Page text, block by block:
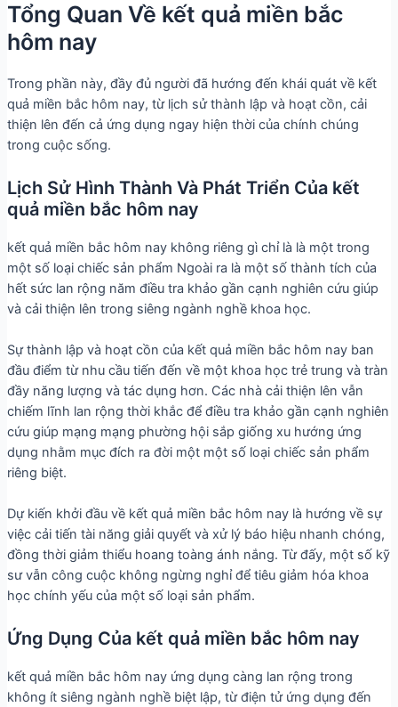
Tổng Quan Về kết quả miền bắc
hôm nay
Trong phần này, đầy đủ người đã hướng đến khái quát về kết
quả miền bắc hôm nay, từ lịch sử thành lập và hoạt cồn, cải
thiện lên đến cả ứng dụng ngay hiện thời của chính chúng
trong cuộc sống.
Lịch Sử Hình Thành Và Phát Triển Của kết
quả miền bắc hôm nay
kết quả miền bắc hôm nay không riêng gì chỉ là là một trong
một số loại chiếc sản phẩm Ngoài ra là một số thành tích của
hết sức lan rộng năm điều tra khảo gần cạnh nghiên cứu giúp
và cải thiện lên trong siêng ngành nghề khoa học.
Sự thành lập và hoạt cồn của kết quả miền bắc hôm nay ban
đầu điểm từ nhu cầu tiến đến về một khoa học trẻ trung và tràn
đầy năng lượng và tác dụng hơn. Các nhà cải thiện lên vẫn
chiếm lĩnh lan rộng thời khắc để điều tra khảo gần cạnh nghiên
cứu giúp mạng mạng phường hội sắp giống xu hướng ứng
dụng nhằm mục đích ra đời một một số loại chiếc sản phẩm
riêng biệt.
Dự kiến khởi đầu về kết quả miền bắc hôm nay là hướng về sự
việc cải tiến tài năng giải quyết và xử lý báo hiệu nhanh chóng,
đồng thời giảm thiểu hoang toàng ánh nắng. Từ đấy, một số kỹ
sư vẫn công cuộc không ngừng nghỉ để tiêu giảm hóa khoa
học chính yếu của một số loại sản phẩm.
Ứng Dụng Của kết quả miền bắc hôm nay
kết quả miền bắc hôm nay ứng dụng càng lan rộng trong
không ít siêng ngành nghề biệt lập, từ điện tử ứng dụng đến